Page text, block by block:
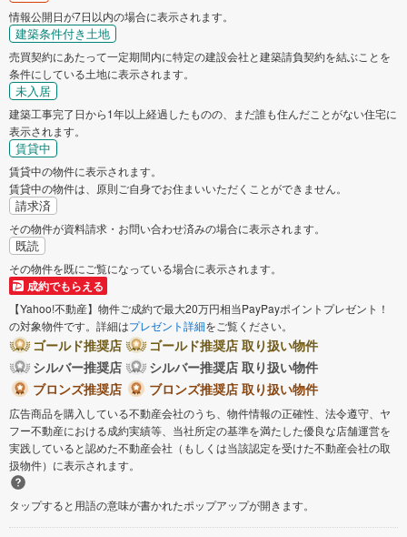
情報公開日が7日以内の場合に表示されます。
建築条件付き土地
売買契約にあたって一定期間内に特定の建設会社と建築請負契約を結ぶことを
条件にしている土地に表示されます。
未入居
建築工事完了日から1年以上経過したものの、まだ誰も住んだことがない住宅に
表示されます。
賃貸中
賃貸中の物件に表示されます。
賃貸中の物件は、原則ご自身でお住まいいただくことができません。
請求済
その物件が資料請求・お問い合わせ済みの場合に表示されます。
既読
その物件を既にご覧になっている場合に表示されます。
成約でもらえる
【Yahoo!不動産】物件ご成約で最大20万円相当PayPayポイントプレゼント！
の対象物件です。詳細はプレゼント詳細をご覧ください。
ゴールド推奨店
ゴールド推奨店 取り扱い物件
シルバー推奨店
シルバー推奨店 取り扱い物件
ブロンズ推奨店
ブロンズ推奨店 取り扱い物件
広告商品を購入している不動産会社のうち、物件情報の正確性、法令遵守、ヤ
フー不動産における成約実績等、当社所定の基準を満たした優良な店舗運営を
実践していると認めた不動産会社（もしくは当該認定を受けた不動産会社の取
扱物件）に表示されます。
タップすると用語の意味が書かれたポップアップが開きます。